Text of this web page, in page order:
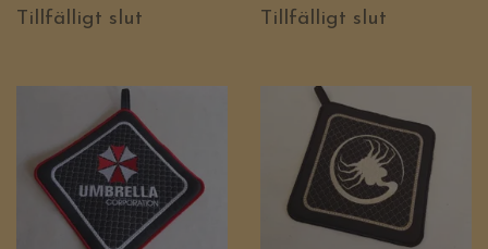
Tillfälligt slut Tillfälligt slut